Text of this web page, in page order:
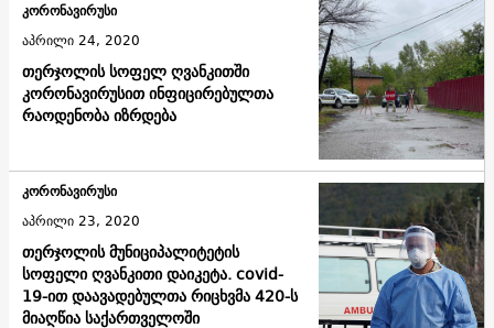
თერჯოლის სოფელ ღვანკითში
კორონავირუსით ინფიცირებულთა
რაოდენობა იზრდება
კორონავირუსი
აპრილი 24, 2020
თერჯოლის მუნიციპალიტეტის
სოფელი ღვანკითი დაიკეტა. covid-
19-ით დაავადებულთა რიცხვმა 420-ს
მიაღწია საქართველოში
კორონავირუსი
აპრილი 23, 2020